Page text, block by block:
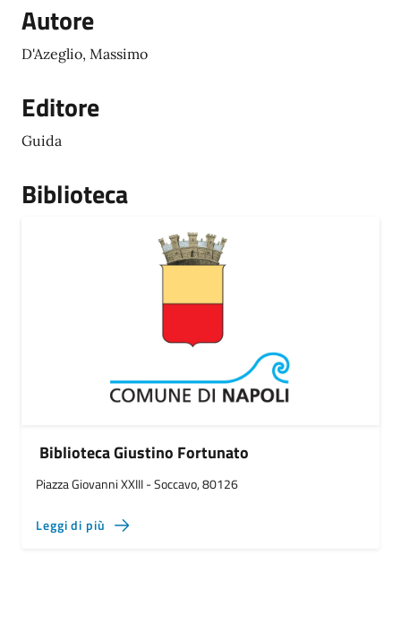
Autore
D'Azeglio, Massimo
Editore
Guida
Biblioteca
Biblioteca Giustino Fortunato
Piazza Giovanni XXIII - Soccavo, 80126
Leggi di più